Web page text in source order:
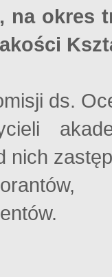
na okres
ds.
nich